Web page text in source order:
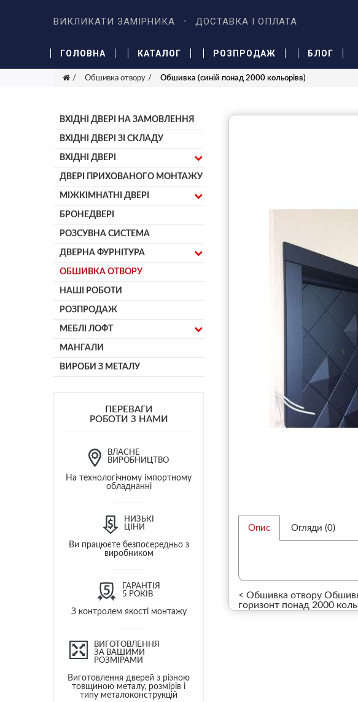
ВИКЛИКАТИ ЗАМІРНИКА ДОСТАВКА І ОПЛАТА
ГОЛОВНА КАТАЛОГ РОЗПРОДАЖ БЛОГ
Обшивка отвору Обшивка (синій понад 2000 кольорівв)
ВХІДНІ ДВЕРІ НА ЗАМОВЛЕННЯ
ВХІДНІ ДВЕРІ ЗІ СКЛАДУ
ВХІДНІ ДВЕРІ
ДВЕРІ ПРИХОВАНОГО МОНТАЖУ
МІЖКІМНАТНІ ДВЕРІ
БРОНЕДВЕРІ
РОЗСУВНА СИСТЕМА
ДВЕРНА ФУРНІТУРА
ОБШИВКА ОТВОРУ
НАШІ РОБОТИ
РОЗПРОДАЖ
МЕБЛІ ЛОФТ
МАНГАЛИ
ВИРОБИ З МЕТАЛУ
ПЕРЕВАГИ
РОБОТИ З НАМИ
ВЛАСНЕ
ВИРОБНИЦТВО
На технологічному імпортному
обладнанні
НИЗЬКІ
ЦІНИ
Ви працюєте безпосередньо з
виробником
ГАРАНТІЯ
5 РОКІВ
З контролем якості монтажу
ВИГОТОВЛЕННЯ
ЗА ВАШИМИ
РОЗМІРАМИ
Виготовлення дверей з різною
товщиною металу, розмірів і
типу металоконструкцій
Опис Огляди (0)
< Обшивка отвору
горизонт понад 2000